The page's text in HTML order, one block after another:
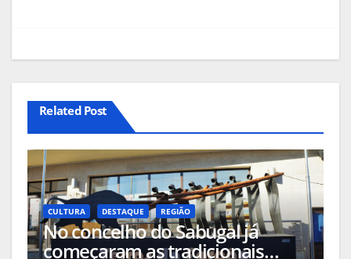
Related Post
CULTURA DESTAQUE REGIÃO
No concelho do Sabugal já
começaram as tradicionais